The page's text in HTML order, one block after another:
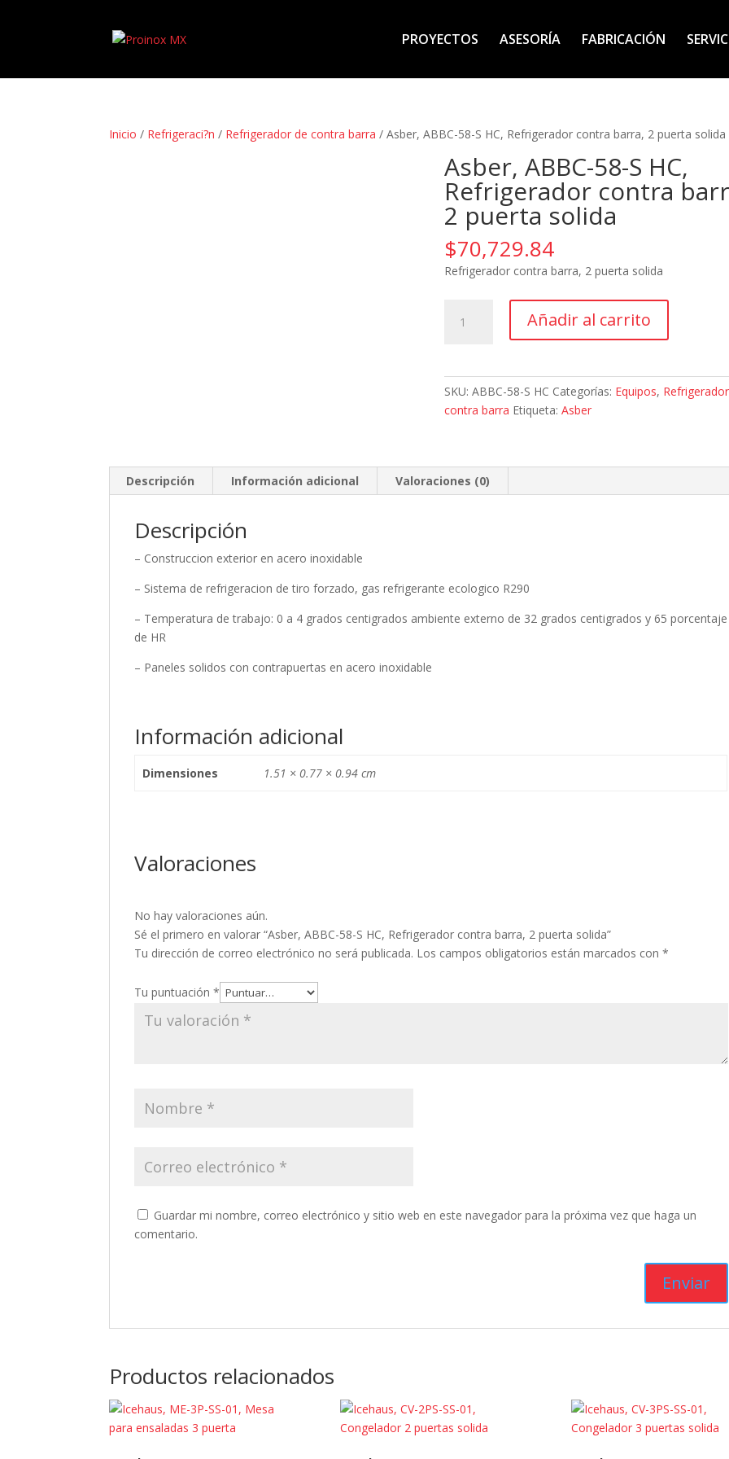
PROYECTOS ASESORÍA FABRICACIÓN
Inicio / Refrigeraci?n / Refrigerador de contra barra / Asber, ABBC-58-S HC, Refrigerador contra barra, 2 puerta solida
Asber, ABBC-58-S HC,
Refrigerador contra
2 puerta solida
$70,729.84
Refrigerador contra barra, 2 puerta solida
ABBC-
Refrigerador
puerta
solida
Añadir al carrito
SKU:ABBC-58-S HC Categorías: Equipos,
contra barra Etiqueta:Asber
Descripción Información adicional Valoraciones (0)
Descripción
– Construccion exterior en acero inoxidable
– Sistema de refrigeracion de tiro forzado, gas refrigerante ecologico R290
– Temperatura de trabajo: 0 a 4 grados centigrados ambiente externo de 32 grados centigrados y 65 porcentaje
de HR
– Paneles solidos con contrapuertas en acero inoxidable
Información adicional
Dimensiones 1.51 × 0.77 × 0.94 cm
Valoraciones
No hay valoraciones aún.
Sé el primero en valorar “Asber, ABBC-58-S HC, Refrigerador contra barra, 2 puerta solida”
Tu dirección de correo electrónico no será publicada. Los campos obligatorios están marcados con*
Tu puntuación*
Guardar mi nombre, correo electrónico y sitio web en este navegador para la próxima vez que haga un
comentario.
Productos relacionados